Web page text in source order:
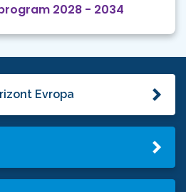
2028 - 2034
Evropa